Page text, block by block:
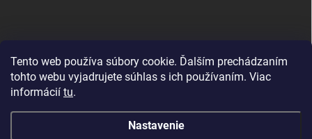
Tento web používa súbory cookie. Ďalším prechádzaním
tohto webu vyjadrujete súhlas s ich používaním. Viac
informácií tu.
Nastavenie